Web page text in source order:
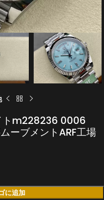
トm228236 0006
ーブメントARF工場
に追加